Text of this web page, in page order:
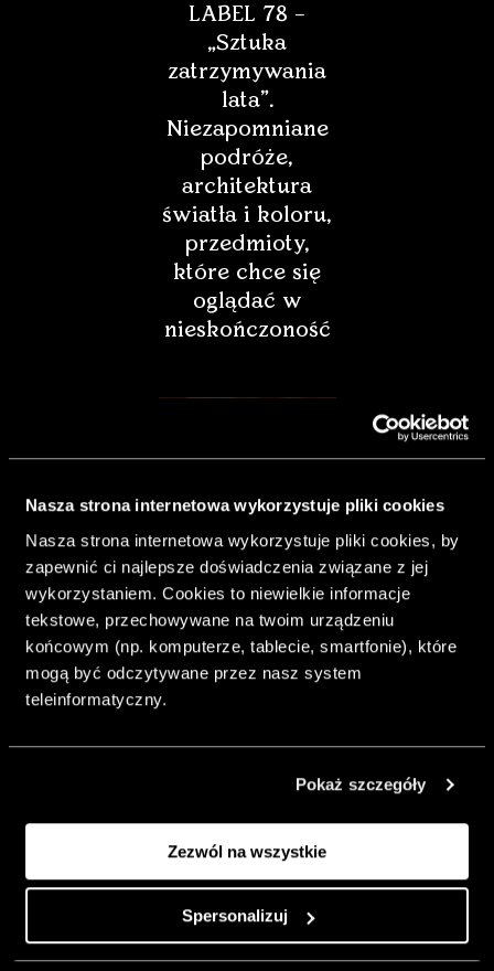
Nasza strona internetowa wykorzystuje pliki cookies
Nasza strona internetowa wykorzystuje pliki cookies, by
zapewnić ci najlepsze doświadczenia związane z jej
wykorzystaniem. Cookies to niewielkie informacje
tekstowe, przechowywane na twoim urządzeniu
końcowym (np. komputerze, tablecie, smartfonie), które
mogą być odczytywane przez nasz system
teleinformatyczny.
Pokaż szczegóły
Zezwól na wszystkie
Spersonalizuj
LABEL 78 –
„Sztuka
zatrzymywania
lata”.
Niezapomniane
podróże,
architektura
światła i koloru,
przedmioty,
które chce się
oglądać w
nieskończoność
& Living 40.
„Dom bardziej
Twój. Odważ się
urządzić go
rzemiosło jako
punkt wyjścia
do wnętrz
pełnych
charakteru”.